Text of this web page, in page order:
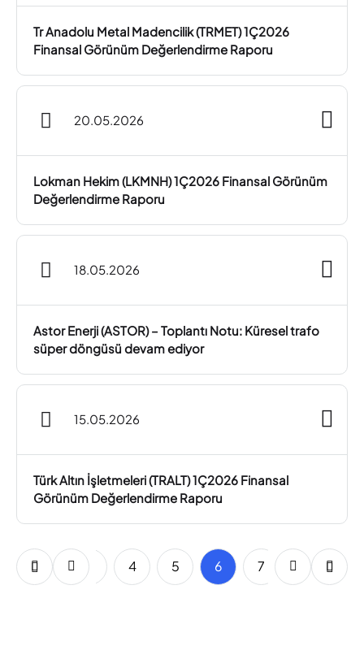
Tr Anadolu Metal Madencilik (TRMET) 1Ç2026
Finansal Görünüm Değerlendirme Raporu
20.05.2026
Lokman Hekim (LKMNH) 1Ç2026 Finansal Görünüm
Değerlendirme Raporu
18.05.2026
Astor Enerji (ASTOR) – Toplantı Notu: Küresel trafo
süper döngüsü devam ediyor
15.05.2026
Türk Altın İşletmeleri (TRALT) 1Ç2026 Finansal
Görünüm Değerlendirme Raporu
3 4 5 6 7 9